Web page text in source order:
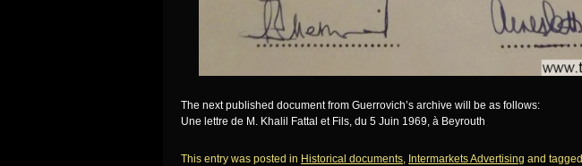
The next published document from Guerrovich’s archive will be as follows:
Une lettre de M. Khalil Fattal et Fils, du 5 Juin 1969, à Beyrouth
This entry was posted in Historical documents, Intermarkets Advertising and tagged